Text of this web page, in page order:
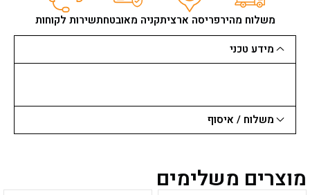
מתכת
T118A
משלוח מהירפריסה ארציתקניה מאובטחתשירות לקוחות
מידע טכני
משלוח / איסוף
מוצרים משלימים